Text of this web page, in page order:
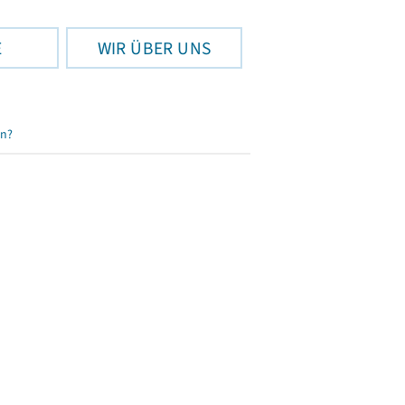
WIR ÜBER UNS